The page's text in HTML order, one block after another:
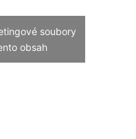
soubory
obsah